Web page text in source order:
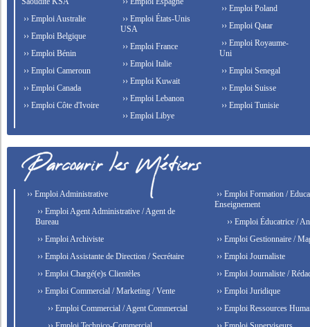
›› Emploi Australie
›› Emploi Belgique
›› Emploi Bénin
›› Emploi Cameroun
›› Emploi Canada
›› Emploi Côte d'Ivoire
›› Emploi États-Unis
USA
›› Emploi France
›› Emploi Italie
›› Emploi Kuwait
›› Emploi Lebanon
›› Emploi Libye
›› Emploi Poland
›› Emploi Qatar
›› Emploi Royaume-
Uni
›› Emploi Senegal
›› Emploi Suisse
›› Emploi Tunisie
›› Emploi Administrative
›› Emploi Agent Administrative / Agent de
Bureau
›› Emploi Archiviste
›› Emploi Assistante de Direction / Secrétaire
›› Emploi Chargé(e)s Clientèles
›› Emploi Commercial / Marketing / Vente
›› Emploi Commercial / Agent Commercial
›› Emploi Formation /
Enseignement
›› Emploi Éducatrice /
›› Emploi Gestionnaire /
›› Emploi Journaliste
›› Emploi Journaliste /
›› Emploi Juridique
›› Emploi Ressources